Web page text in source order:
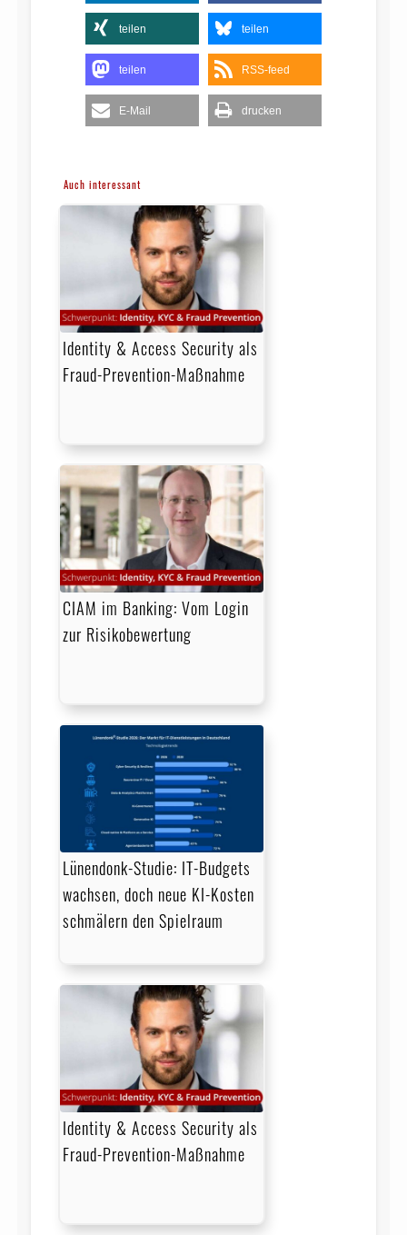
teilen teilen
teilen RSS-feed
E-Mail drucken
Auch interessant
Identity & Access Security als
Fraud-Prevention-Maßnahme
CIAM im Banking: Vom Login
zur Risikobewertung
Lünendonk-Studie: IT-Budgets
wachsen, doch neue KI-Kosten
schmälern den Spielraum
Identity & Access Security als
Fraud-Prevention-Maßnahme